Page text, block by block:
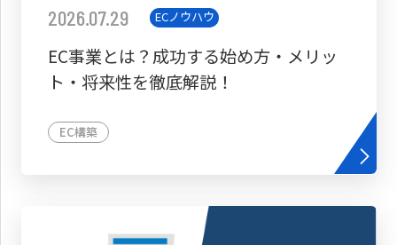
2026.07.29 ECノウハウ
EC事業とは？成功する始め方・メリッ
ト・将来性を徹底解説！
EC構築